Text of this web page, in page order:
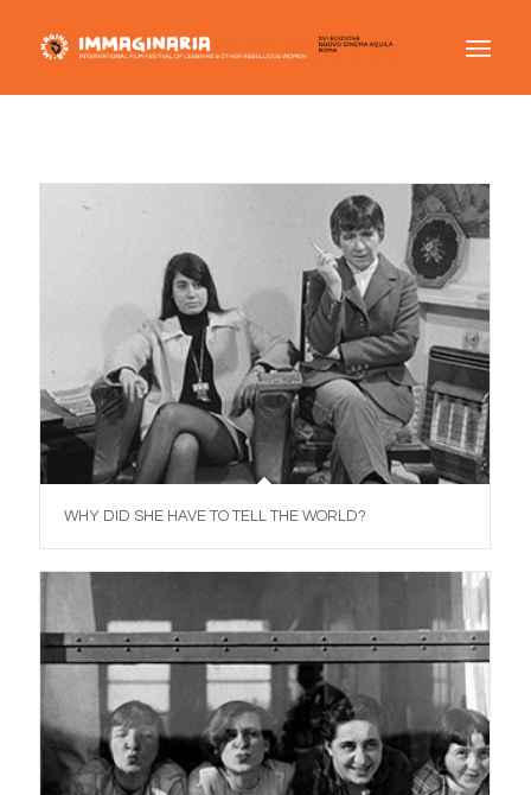
WHY DID SHE HAVE TO TELL THE WORLD?